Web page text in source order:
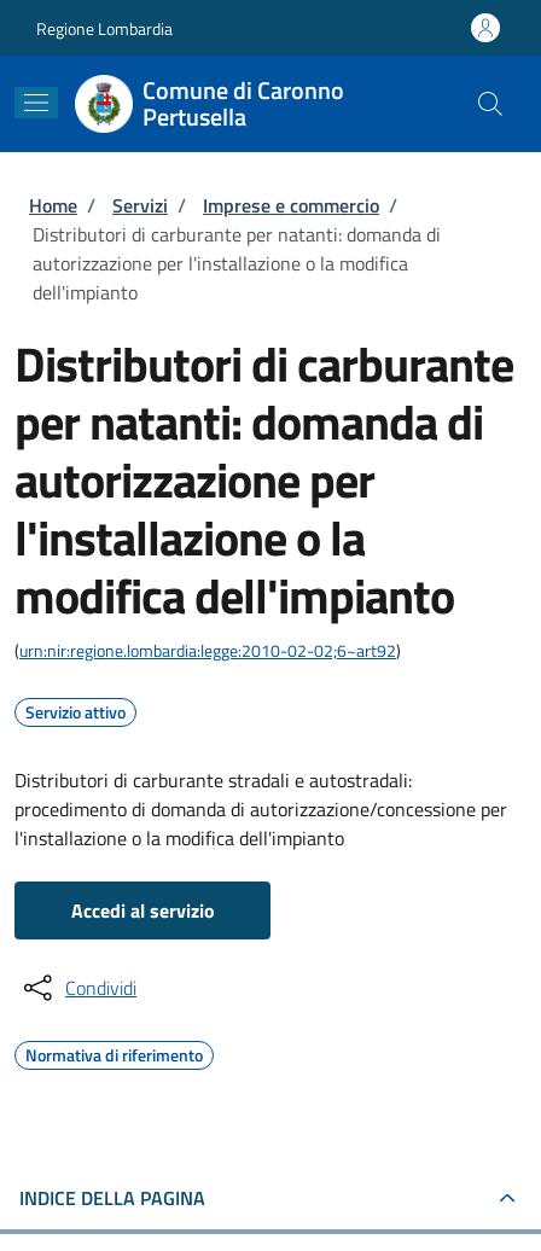
Regione Lombardia
Comune di Caronno
Pertusella
Briciole di pane
Home / Servizi / Imprese e commercio /
Distributori di carburante per natanti: domanda di
autorizzazione per l'installazione o la modifica
dell'impianto
Distributori di carburante
per natanti: domanda di
autorizzazione per
l'installazione o la
modifica dell'impianto
(urn:nir:regione.lombardia:legge:2010-02-02;6~art92)
Servizio attivo
Distributori di carburante stradali e autostradali:
procedimento di domanda di autorizzazione/concessione per
l'installazione o la modifica dell'impianto
Accedi al servizio
Condividi
Normativa di riferimento
INDICE DELLA PAGINA